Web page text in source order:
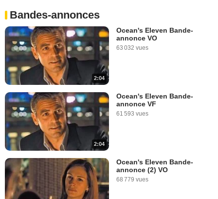
Bandes-annonces
2:04
Ocean's Eleven Bande-
annonce VO
63 032 vues
2:04
Ocean's Eleven Bande-
annonce VF
61 593 vues
Ocean's Eleven Bande-
annonce (2) VO
68 779 vues